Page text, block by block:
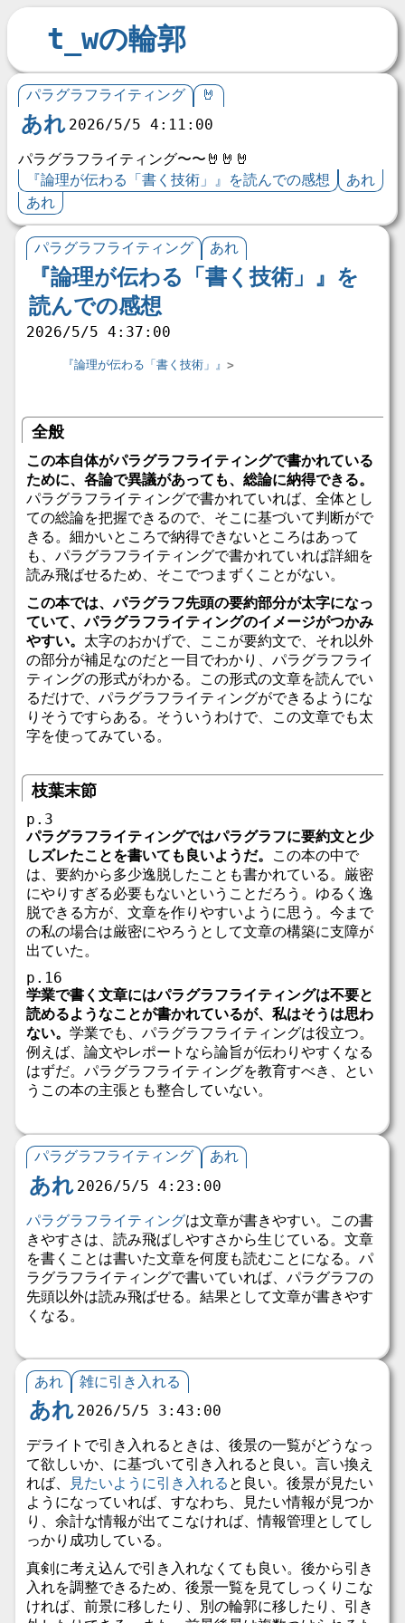
t_wの輪郭
パラグラフライティング 🤘
あれ 2026/5/5 4:11:00
パラグラフライティング〜〜🤘🤘🤘
『論理が伝わる「書く技術」』を読んでの感想
あれ
あれ
パラグラフライティング あれ
『論理が伝わる「書く技術」』を
読んでの感想
2026/5/5 4:37:00
『論理が伝わる「書く技術」』
全般
この本自体がパラグラフライティングで書かれている
ために、各論で異議があっても、総論に納得できる。
パラグラフライティングで書かれていれば、全体とし
ての総論を把握できるので、そこに基づいて判断がで
きる。細かいところで納得できないところはあって
も、パラグラフライティングで書かれていれば詳細を
読み飛ばせるため、そこでつまずくことがない。
この本では、パラグラフ先頭の要約部分が太字になっ
ていて、パラグラフライティングのイメージがつかみ
やすい。 太字のおかげで、ここが要約文で、それ以外
の部分が補足なのだと一目でわかり、パラグラフライ
ティングの形式がわかる。この形式の文章を読んでい
るだけで、パラグラフライティングができるようにな
りそうですらある。そういうわけで、この文章でも太
字を使ってみている。
枝葉末節
p.3
パラグラフライティングではパラグラフに要約文と少
しズレたことを書いても良いようだ。
この本の中で
は、要約から多少逸脱したことも書かれている。厳密
にやりすぎる必要もないということだろう。ゆるく逸
脱できる方が、文章を作りやすいように思う。今まで
の私の場合は厳密にやろうとして文章の構築に支障が
出ていた。
p.16
学業で書く文章にはパラグラフライティングは不要と
読めるようなことが書かれているが、私はそうは思わ
ない。 学業でも、パラグラフライティングは役立つ。
例えば、論文やレポートなら論旨が伝わりやすくなる
はずだ。パラグラフライティングを教育すべき、とい
うこの本の主張とも整合していない。
パラグラフライティング あれ
あれ 2026/5/5 4:23:00
パラグラフライティングは文章が書きやすい。この書
きやすさは、読み飛ばしやすさから生じている。文章
を書くことは書いた文章を何度も読むことになる。パ
ラグラフライティングで書いていれば、パラグラフの
先頭以外は読み飛ばせる。結果として文章が書きやす
くなる。
あれ 雑に引き入れる
あれ 2026/5/5 3:43:00
デライトで引き入れるときは、後景の一覧がどうなっ
て欲しいか、に基づいて引き入れると良い。言い換え
れば、
見たいように引き入れる と良い。後景が見たい
ようになっていれば、すなわち、見たい情報が見つか
り、余計な情報が出てこなければ、情報管理としてし
っかり成功している。
真剣に考え込んで引き入れなくても良い。後から引き
入れを調整できるため、後景一覧を見てしっくりこな
ければ、前景に移したり、別の輪郭に移したり、引き